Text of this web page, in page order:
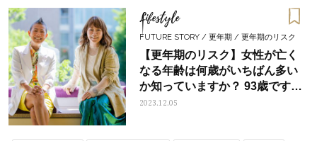
Lifestyle
FUTURE STORY / 更年期 / 更年期のリスク
【更年期のリスク】女性が亡く
なる年齢は何歳がいちばん多い
か知っていますか？ 93歳です。
〈対談〉産婦人科医・高尾美穂
2023.12.05